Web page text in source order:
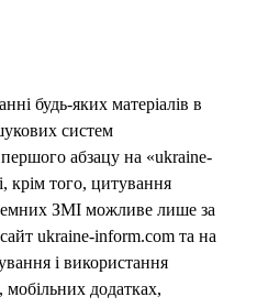
будь-яких матеріалів в
систем
абзацу на «ukraine-
крім того, цитування
ЗМІ можливе лише за
ukraine-inform.com та на
і використання
мобільних додатках,